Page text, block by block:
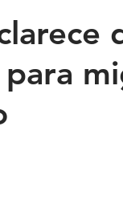
do Trabalho